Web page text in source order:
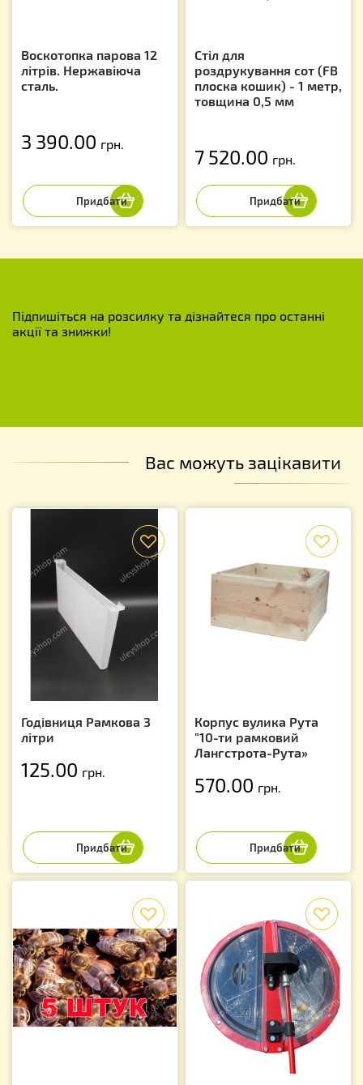
Воскотопка парова 12
літрів. Нержавіюча
сталь.
3 390.00 грн.
Стіл для
роздрукування сот (FB
плоска кошик) - 1 метр,
товщина 0,5 мм
7 520.00 грн.
Підпишіться на розсилку та дізнайтеся про останні
акції та знижки!
Вас можуть зацікавити
Годівниця Рамкова 3
літри
125.00 грн.
Корпус вулика Рута
"10-ти рамковий
Лангстрота-Рута»
570.00 грн.